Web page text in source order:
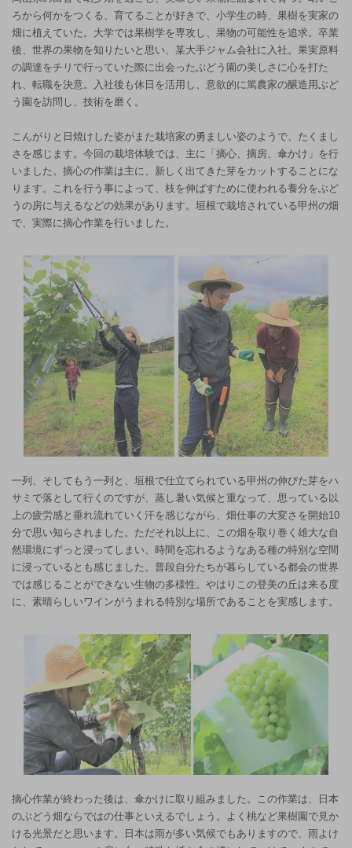
ろから何かをつくる、育てることが好きで、小学生の時、果樹を実家の
畑に植えていた。大学では果樹学を専攻し、果物の可能性を追求。卒業
後、世界の果物を知りたいと思い、某大手ジャム会社に入社。果実原料
の調達をチリで行っていた際に出会ったぶどう園の美しさに心を打た
れ、転職を決意。入社後も休日を活用し、意欲的に篤農家の醸造用ぶど
う園を訪問し、技術を磨く。
こんがりと日焼けした姿がまた栽培家の勇ましい姿のようで、たくまし
さを感じます。今回の栽培体験では、主に「摘心、摘房、傘かけ」を行
いました。摘心の作業は主に、新しく出てきた芽をカットすることにな
ります。これを行う事によって、枝を伸ばすために使われる養分をぶど
うの房に与えるなどの効果があります。垣根で栽培されている甲州の畑
で、実際に摘心作業を行いました。
一列、そしてもう一列と、垣根で仕立てられている甲州の伸びた芽をハ
サミで落として行くのですが、蒸し暑い気候と重なって、思っている以
上の疲労感と垂れ流れていく汗を感じながら、畑仕事の大変さを開始10
分で思い知らされました。ただそれ以上に、この畑を取り巻く雄大な自
然環境にずっと浸ってしまい、時間を忘れるようなある種の特別な空間
に浸っているとも感じました。普段自分たちが暮らしている都会の世界
では感じることができない生物の多様性。やはりこの登美の丘は来る度
に、素晴らしいワインがうまれる特別な場所であることを実感します。
摘心作業が終わった後は、傘かけに取り組みました。この作業は、日本
のぶどう畑ならではの仕事といえるでしょう。よく桃など果樹園で見か
ける光景だと思います。日本は雨が多い気候でもありますので、雨よけ